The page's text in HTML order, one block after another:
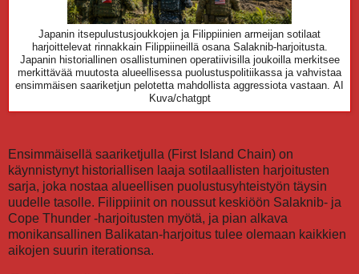
Japanin itsepulustusjoukkojen ja Filippiinien armeijan sotilaat
harjoittelevat rinnakkain Filippiineillä osana Salaknib-harjoitusta.
Japanin historiallinen osallistuminen operatiivisilla joukoilla merkitsee
merkittävää muutosta alueellisessa puolustuspolitiikassa ja vahvistaa
ensimmäisen saariketjun pelotetta mahdollista aggressiota vastaan. AI
Kuva/chatgpt
Ensimmäisellä saariketjulla (First Island Chain) on
käynnistynyt historiallisen laaja sotilaallisten harjoitusten
sarja, joka nostaa alueellisen puolustusyhteistyön täysin
uudelle tasolle. Filippiinit on noussut keskiöön Salaknib- ja
Cope Thunder -harjoitusten myötä, ja pian alkava
monikansallinen Balikatan-harjoitus tulee olemaan kaikkien
aikojen suurin iterationsa.